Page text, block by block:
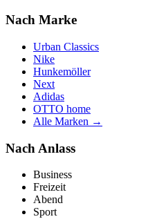
Nach Marke
Urban Classics
Nike
Hunkemöller
Next
Adidas
OTTO home
Alle Marken →
Nach Anlass
Business
Freizeit
Abend
Sport